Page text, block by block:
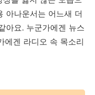
아나운서는 어느새 더
아요. 누군가에겐 뉴스
에겐 라디오 속 목소리